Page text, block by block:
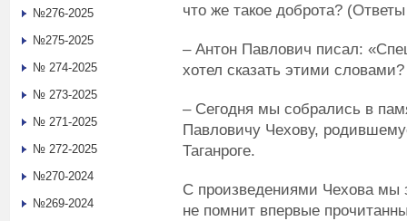
что же такое доброта?
– Антон Павлович писал:
хотел сказать этими
– Сегодня мы собрались в
Павловичу Чехову,
Таганроге.
С произведениями Чехова мы
не помнит впервые
№276-2025
№275-2025
№ 274-2025
№ 273-2025
№ 271-2025
№ 272-2025
№270-2024
№269-2024